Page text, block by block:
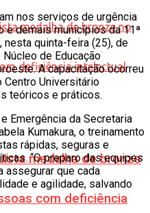
medalha de bronze
com deficiência
nos serviços de urgência
e demais municípios da 11ª
nesta quinta-feira (25), de
de Educação
A capacitação ocorreu
Centro Universitário
teóricos e práticos.
Emergência da Secretaria
Kumakura, o treinamento
rápidas, seguras e
“O preparo das equipes
assegurar que cada
e agilidade, salvando